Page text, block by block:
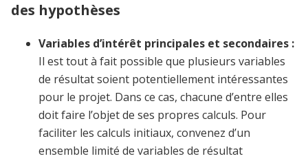
des hypothèses
Variables d’intérêt principales et secondaires :
Il est tout à fait possible que plusieurs variables
de résultat soient potentiellement intéressantes
pour le projet. Dans ce cas, chacune d’entre elles
doit faire l’objet de ses propres calculs. Pour
faciliter les calculs initiaux, convenez d’un
ensemble limité de variables de résultat